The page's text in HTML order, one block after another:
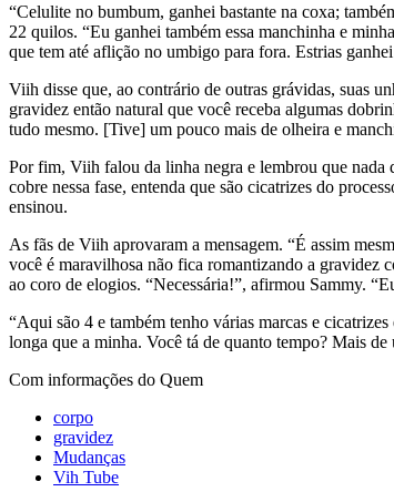
“Celulite no bumbum, ganhei bastante na coxa;
22 quilos. “Eu ganhei também essa manchinha e
que tem até aflição no umbigo para fora. Estrias
Viih disse que, ao contrário de outras grávidas, suas
gravidez então natural que você receba algumas
tudo mesmo. [Tive] um pouco mais de olheira e
Por fim, Viih falou da linha negra e lembrou que nada
cobre nessa fase, entenda que são cicatrizes do
ensinou.
As fãs de Viih aprovaram a mensagem. “É assim
você é maravilhosa não fica romantizando a gravidez
ao coro de elogios. “Necessária!”, afirmou Sammy.
“Aqui são 4 e também tenho várias marcas e
longa que a minha. Você tá de quanto tempo? Mais
Com informações do Quem
corpo
gravidez
Mudanças
Vih Tube